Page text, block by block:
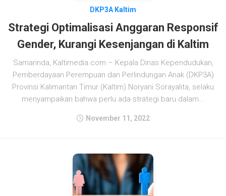
DKP3A Kaltim
Strategi Optimalisasi Anggaran Responsif
Gender, Kurangi Kesenjangan di Kaltim
Samarinda, Kaltimedia.com – Kepala Dinas Kependudukan,
Pemberdayaan Perempuan dan Perlindungan Anak (DKP3A)
Provinsi Kalimantan Timur (Kaltim) Noryani Sorayalita, selaku
menyampaikan bahwa perlu ada strategi baru dalam...
November 11, 2022